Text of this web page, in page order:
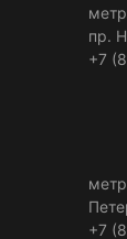
пр.
+7
+7